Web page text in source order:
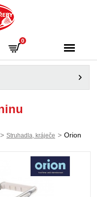
0
> Struhadla, kráječe > Orion